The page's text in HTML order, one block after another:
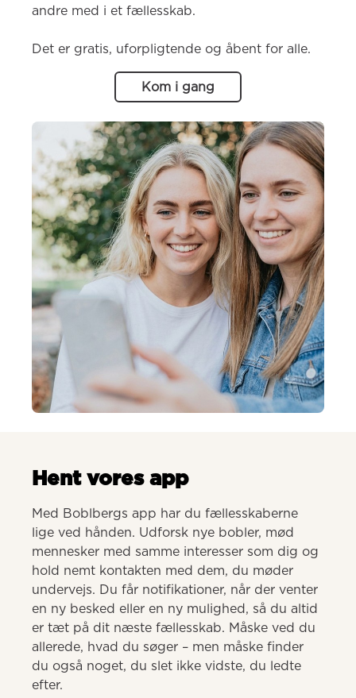
andre med i et fællesskab.
Det er gratis, uforpligtende og åbent for alle.
Kom i gang
Hent vores app
Med Boblbergs app har du fællesskaberne
lige ved hånden. Udforsk nye bobler, mød
mennesker med samme interesser som dig og
hold nemt kontakten med dem, du møder
undervejs. Du får notifikationer, når der venter
en ny besked eller en ny mulighed, så du altid
er tæt på dit næste fællesskab. Måske ved du
allerede, hvad du søger – men måske finder
du også noget, du slet ikke vidste, du ledte
efter.